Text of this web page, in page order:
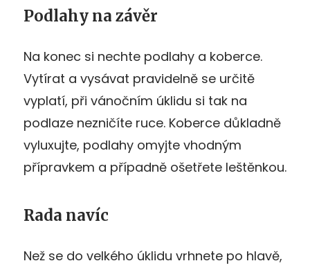
Podlahy na závěr
Na konec si nechte podlahy a koberce.
Vytírat a vysávat pravidelně se určitě
vyplatí, při vánočním úklidu si tak na
podlaze nezničíte ruce. Koberce důkladně
vyluxujte, podlahy omyjte vhodným
přípravkem a případně ošetřete leštěnkou.
Rada navíc
Než se do velkého úklidu vrhnete po hlavě,